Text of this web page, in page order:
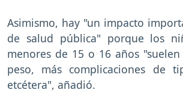
Asimismo, hay "un impacto
de salud pública" porque los
menores de 15 o 16 años
peso, más complicaciones de
etcétera", añadió.